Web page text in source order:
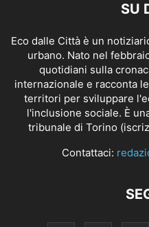
SU
Eco dalle Città è un
urbano. Nato nel
quotidiani sulla
internazionale e racconta
territori per sviluppare
l'inclusione sociale. È
tribunale di Torino
Contattaci: